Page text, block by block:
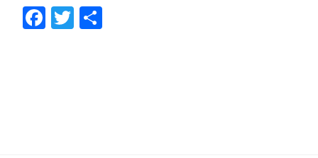
F
ac
T
w